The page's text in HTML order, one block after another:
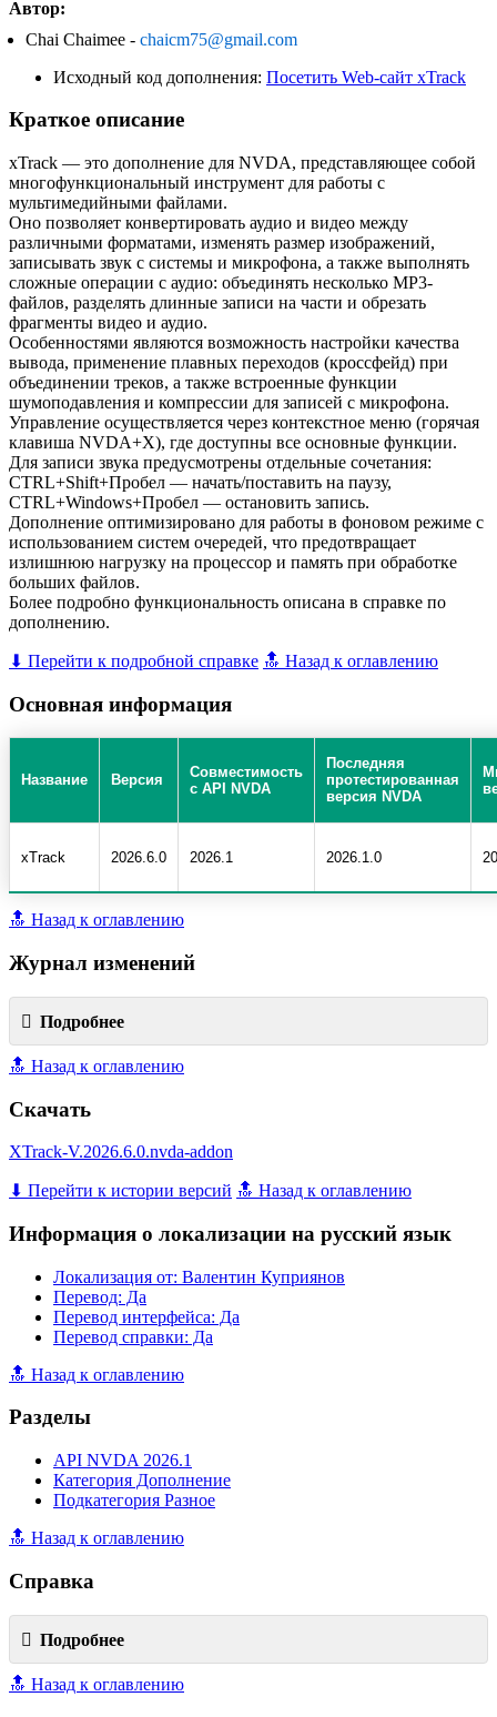
Автор:
Chai Chaimee - chaicm75@gmail.com
Исходный код дополнения: Посетить Web-сайт xTrack
Краткое описание
xTrack — это дополнение для NVDA, представляющее собой
многофункциональный инструмент для работы с
мультимедийными файлами.
Оно позволяет конвертировать аудио и видео между
различными форматами, изменять размер изображений,
записывать звук с системы и микрофона, а также выполнять
сложные операции с аудио: объединять несколько MP3-
файлов, разделять длинные записи на части и обрезать
фрагменты видео и аудио.
Особенностями являются возможность настройки качества
вывода, применение плавных переходов (кроссфейд) при
объединении треков, а также встроенные функции
шумоподавления и компрессии для записей с микрофона.
Управление осуществляется через контекстное меню (горячая
клавиша NVDA+X), где доступны все основные функции.
Для записи звука предусмотрены отдельные сочетания:
CTRL+Shift+Пробел — начать/поставить на паузу,
CTRL+Windows+Пробел — остановить запись.
Дополнение оптимизировано для работы в фоновом режиме с
использованием систем очередей, что предотвращает
излишнюю нагрузку на процессор и память при обработке
больших файлов.
Более подробно функциональность описана в справке по
дополнению.
⬇ Перейти к подробной справке 🔝 Назад к оглавлению
Основная информация
Название Версия
Совместимость
с API NVDA
Последняя
протестированная
версия NVDA
xTrack 2026.6.0 2026.1 2026.1.0
🔝 Назад к оглавлению
Журнал изменений
Подробнее
🔝 Назад к оглавлению
Скачать
XTrack-V.2026.6.0.nvda-addon
⬇ Перейти к истории версий 🔝 Назад к оглавлению
Информация о локализации на русский язык
Локализация от: Валентин Куприянов
Перевод: Да
Перевод интерфейса: Да
Перевод справки: Да
🔝 Назад к оглавлению
Разделы
API NVDA 2026.1
Категория Дополнение
Подкатегория Разное
🔝 Назад к оглавлению
Справка
Подробнее
🔝 Назад к оглавлению